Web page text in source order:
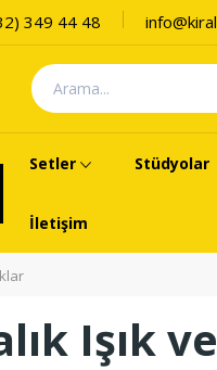
349 44 48
Setler Stüdyolar
İletişim
Işık